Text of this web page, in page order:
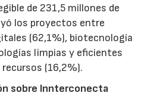
de 231,5 millones de
los proyectos entre
(62,1%), biotecnología
limpias y eficientes
(16,2%).
sobre Innterconecta